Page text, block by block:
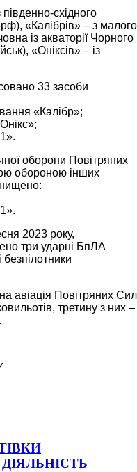
східного
«Калібрів» – з малого
із акваторії Чорного
«Оніксів» – із
33 засоби
«Калібр»;
оборони Повітряних
обороною інших
2023 року,
три ударні БпЛА
авіація Повітряних Сил
третину з них –